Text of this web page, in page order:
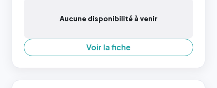
Aucune disponibilité à venir
Voir la fiche